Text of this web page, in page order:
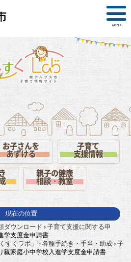
MENU
お子さんを
あずける
子育て
支援情報
親子の健康
相談・教室
現在の位置
ダウンロード › 子育て支援に関する申
学支度金申請書
すくラボ」 › 各種手続き・手当・助成 › 子
親家庭小中学校入進学支度金申請書